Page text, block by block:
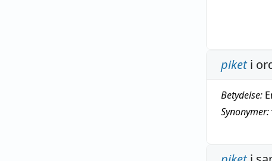
piketi
Betydelse:
Synonymer: